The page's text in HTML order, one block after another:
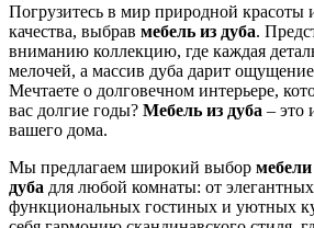
Погрузитесь в мир природной красоты
качества, выбрав мебель из дуба.
вниманию коллекцию, где каждая
мелочей, а массив дуба дарит
Мечтаете о долговечном интерьере,
вас долгие годы? Мебель из дуба – это
вашего дома.
Мы предлагаем широкий выбор
дуба для любой комнаты: от
функциональных гостиных и уютных